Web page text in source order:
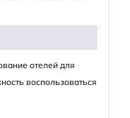
отелей для
воспользоваться